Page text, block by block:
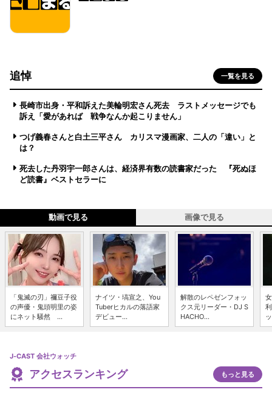
追悼 一覧を見る
長崎市出身・平和訴えた美輪明宏さん死去 ラストメッセージでも
訴え「愛があれば 戦争なんか起こりません」
つげ義春さんと白土三平さん カリスマ漫画家、二人の「違い」と
は？
死去した丹羽宇一郎さんは、経済界有数の読書家だった 『死ぬほ
ど読書』ベストセラーに
動画で見る 画像で見る
「鬼滅の刃」禰豆子役
の声優・鬼頭明里の姿
にネット騒然 ...
ナイツ・塙宣之、You
Tuberヒカルの落語家
デビュー...
解散のレペゼンフォッ
クス元リーダー・DJ S
HACHO...
J-CAST 会社ウォッチ
アクセスランキング もっと見る